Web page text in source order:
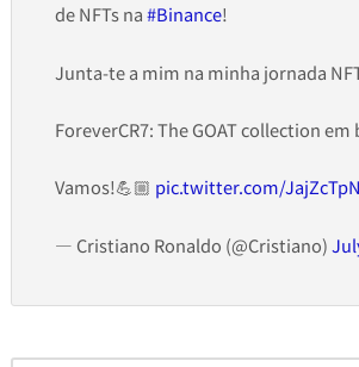
de NFTs na#Binance!
Junta-te a mim na minha jornada
ForeverCR7: The GOAT collection em
Vamos!💪🏼 pic.twitter.com/
— Cristiano Ronaldo (@Cristiano)